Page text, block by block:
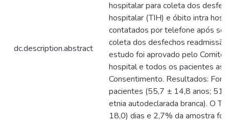
dc.description.abstract
hospitalar para coleta dos
hospitalar (TIH) e óbito intra
contatados por telefone após
coleta dos desfechos
estudo foi aprovado pelo Comitê
hospital e todos os pacientes
Consentimento. Resultados:
pacientes (55,7 ± 14,8 anos;
etnia autodeclarada branca). O
18,0) dias e 2,7% da amostra foi